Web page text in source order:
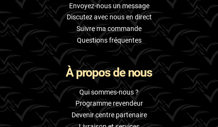
Xpeng
Envoyez-nous un message
Discutez avec nous en direct
Suivre ma commande
Questions fréquentes
À propos de nous
Qui sommes-nous ?
Programme revendeur
Devenir centre partenaire